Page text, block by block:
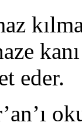
eder.